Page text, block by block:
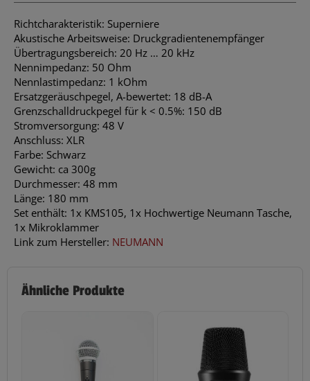
Richtcharakteristik: Superniere
Akustische Arbeitsweise: Druckgradientenempfänger
Übertragungsbereich: 20 Hz … 20 kHz
Nennimpedanz: 50 Ohm
Nennlastimpedanz: 1 kOhm
Ersatzgeräuschpegel, A-bewertet: 18 dB-A
Grenzschalldruckpegel für k < 0.5%: 150 dB
Stromversorgung: 48 V
Anschluss: XLR
Farbe: Schwarz
Gewicht: ca 300g
Durchmesser: 48 mm
Länge: 180 mm
Set enthält: 1x KMS105, 1x Hochwertige Neumann Tasche,
1x Mikroklammer
Link zum Hersteller: NEUMANN
Ähnliche Produkte